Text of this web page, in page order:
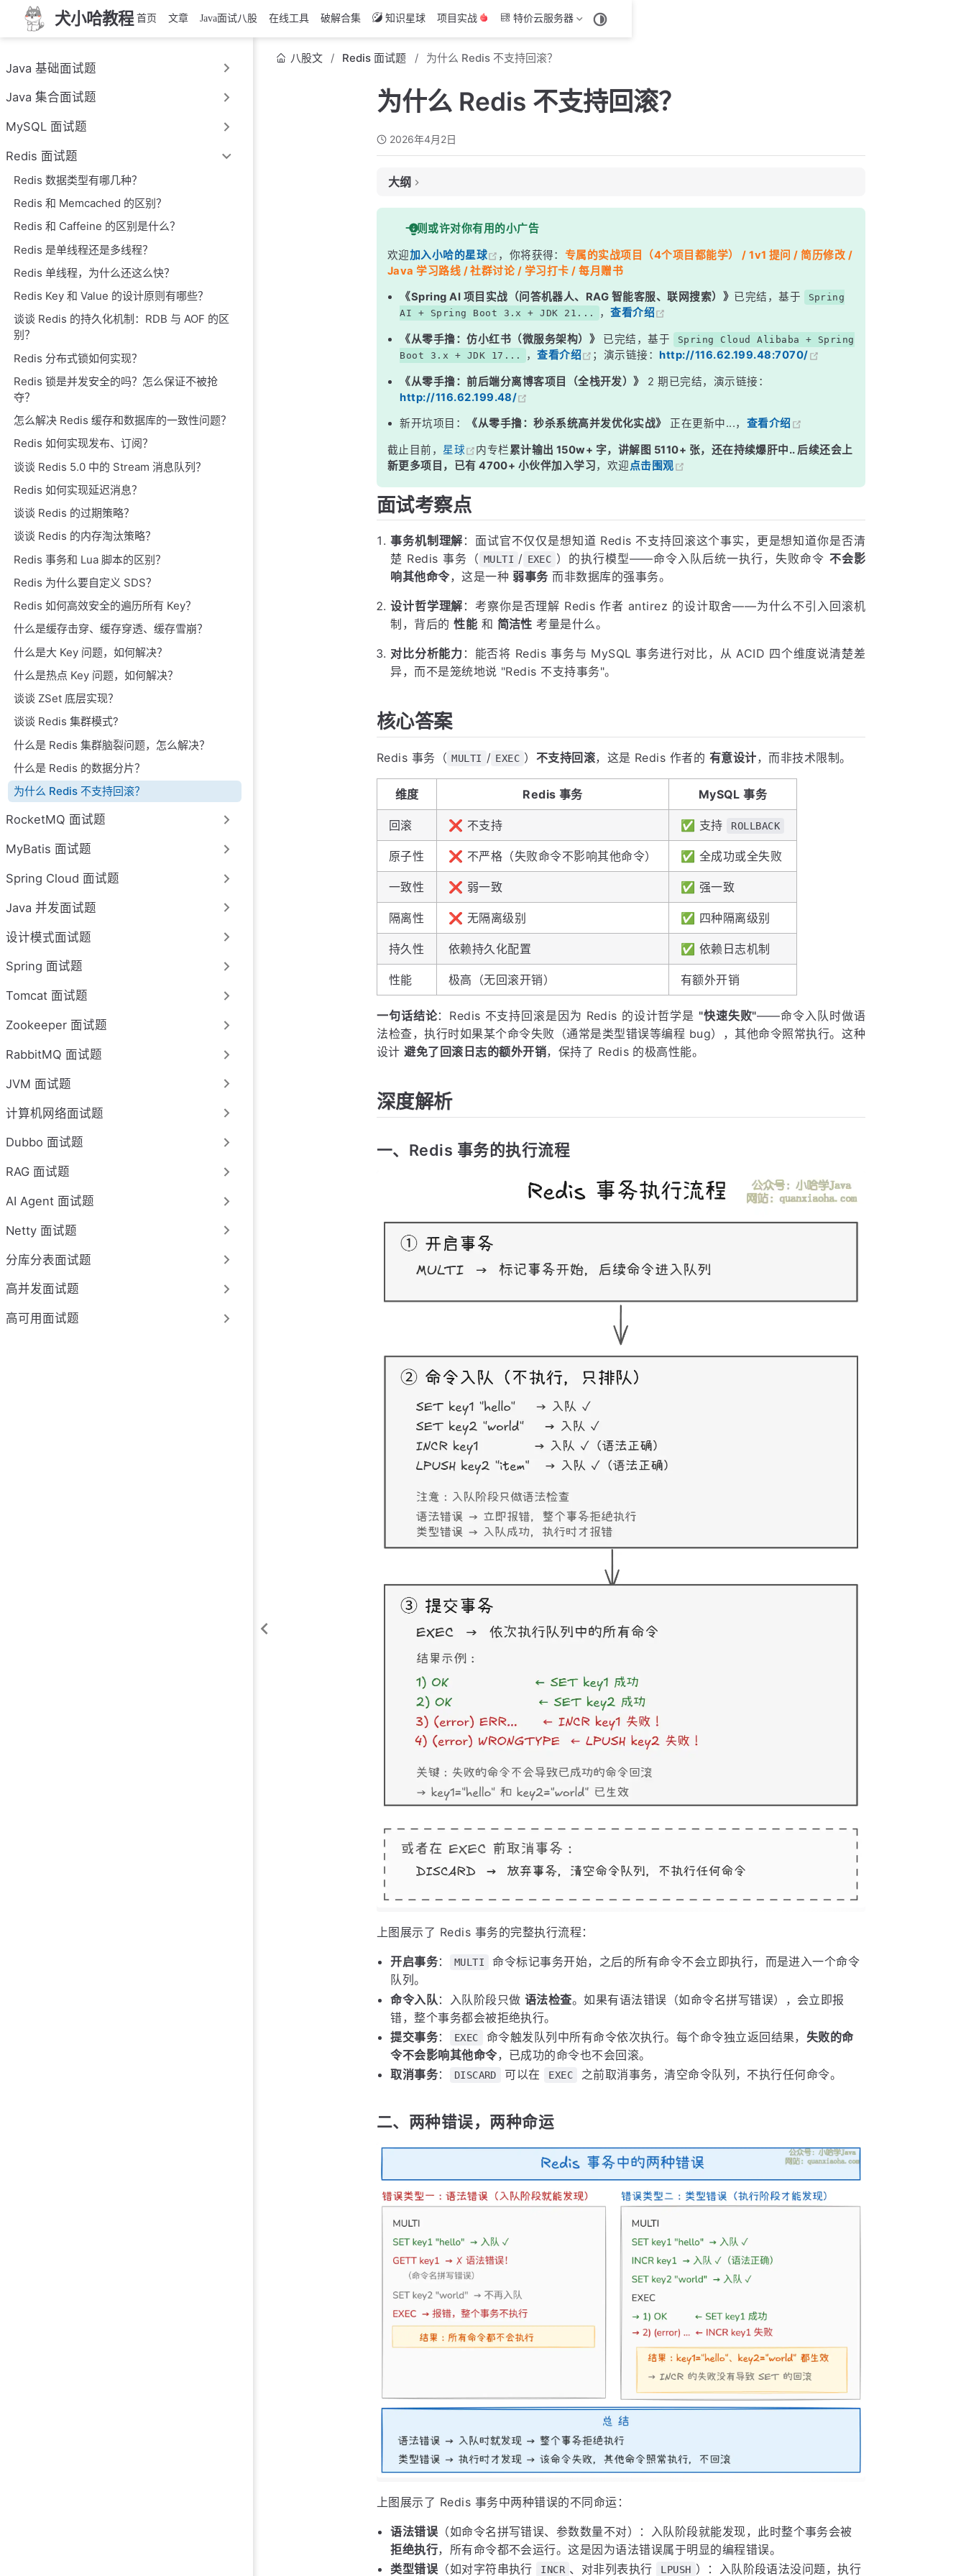
犬小哈教程 首页 文章 Java面试八股 在线工具 破解合集 知识星球 项目实战 特价云服务器
Java 基础面试题
Java 集合面试题
MySQL 面试题
Redis 面试题
Redis 数据类型有哪几种？
Redis 和 Memcached 的区别？
Redis 和 Caffeine 的区别是什么？
Redis 是单线程还是多线程？
Redis 单线程，为什么还这么快？
Redis Key 和 Value 的设计原则有哪些？
谈谈 Redis 的持久化机制：RDB 与 AOF 的区
别？
Redis 分布式锁如何实现？
Redis 锁是并发安全的吗？怎么保证不被抢
夺？
怎么解决 Redis 缓存和数据库的一致性问题？
Redis 如何实现发布、订阅？
谈谈 Redis 5.0 中的 Stream 消息队列？
Redis 如何实现延迟消息？
谈谈 Redis 的过期策略？
谈谈 Redis 的内存淘汰策略？
Redis 事务和 Lua 脚本的区别？
Redis 为什么要自定义 SDS？
Redis 如何高效安全的遍历所有 Key？
什么是缓存击穿、缓存穿透、缓存雪崩？
什么是大 Key 问题，如何解决？
什么是热点 Key 问题，如何解决？
谈谈 ZSet 底层实现？
谈谈 Redis 集群模式?
什么是 Redis 集群脑裂问题，怎么解决？
什么是 Redis 的数据分片？
为什么 Redis 不支持回滚？
RocketMQ 面试题
MyBatis 面试题
Spring Cloud 面试题
Java 并发面试题
设计模式面试题
Spring 面试题
Tomcat 面试题
Zookeeper 面试题
RabbitMQ 面试题
JVM 面试题
计算机网络面试题
Dubbo 面试题
RAG 面试题
AI Agent 面试题
Netty 面试题
分库分表面试题
高并发面试题
高可用面试题
八股文 Redis 面试题 为什么 Redis 不支持回滚？
为什么 Redis 不支持回滚？
2026年4月2日
大纲
面试考察点
核心答案
深度解析
二、两种错误，两种命运
三、为什么不支持回滚？Redis 官方的解释
四、需要原子操作怎么办？用 Lua 脚本
面试高频追问
常见面试变体
记忆口诀
总结
一则或许对你有用的小广告
欢迎加入小哈的星球 ，你将获得： 专属的实战项目（4个项目都能学） / 1v1 提问 / 简历修改 /
Java 学习路线 / 社群讨论 / 学习打卡 / 每月赠书
《Spring AI 项目实战（问答机器人、RAG 智能客服、联网搜索）》 已完结，基于
Spring
AI + Spring Boot 3.x + JDK 21...
，查看介绍
《从零手撸：仿小红书（微服务架构）》 已完结，基于
Spring Cloud Alibaba + Spring
Boot 3.x + JDK 17...
，查看介绍 ；演示链接：http://116.62.199.48:7070/
《从零手撸：前后端分离博客项目（全栈开发）》
2 期已完结，演示链接：
http://116.62.199.48/
新开坑项目： 《从零手撸：秒杀系统高并发优化实战》 正在更新中...， 查看介绍
截止目前， 星球 内专栏累计输出 150w+ 字，讲解图 5110+ 张，还在持续爆肝中.. 后续还会上
新更多项目，已有 4700+ 小伙伴加入学习，欢迎点击围观
面试考察点
事务机制理解 ：面试官不仅仅是想知道 Redis 不支持回滚这个事实，更是想知道你是否清
楚 Redis 事务（ MULTI / EXEC ）的执行模型——命令入队后统一执行，失败命令 不会影
响其他命令，这是一种 弱事务 而非数据库的强事务。
设计哲学理解 ：考察你是否理解 Redis 作者 antirez 的设计取舍——为什么不引入回滚机
制，背后的性能 和 简洁性 考量是什么。
对比分析能力 ：能否将 Redis 事务与 MySQL 事务进行对比，从 ACID 四个维度说清楚差
异，而不是笼统地说 "Redis 不支持事务"。
核心答案
Redis 事务（ MULTI / EXEC ） 不支持回滚，这是 Redis 作者的 有意设计，而非技术限制。
维度 Redis 事务 MySQL 事务
回滚 ❌ 不支持 ✅ 支持 ROLLBACK
原子性 ❌ 不严格（失败命令不影响其他命令） ✅ 全成功或全失败
一致性 ❌ 弱一致 ✅ 强一致
隔离性 ❌ 无隔离级别 ✅ 四种隔离级别
持久性 依赖持久化配置 ✅ 依赖日志机制
性能 极高（无回滚开销） 有额外开销
一句话结论：Redis 不支持回滚是因为 Redis 的设计哲学是 "快速失败"——命令入队时做语
法检查，执行时如果某个命令失败（通常是类型错误等编程 bug），其他命令照常执行。这种
设计避免了回滚日志的额外开销，保持了 Redis 的极高性能。
深度解析
一、Redis 事务的执行流程
上图展示了 Redis 事务的完整执行流程：
开启事务： MULTI
命令标记事务开始，之后的所有命令不会立即执行，而是进入一个命令
队列。
命令入队 ：入队阶段只做 语法检查。如果有语法错误（如命令名拼写错误），会立即报
错，整个事务都会被拒绝执行。
提交事务： EXEC 命令触发队列中所有命令依次执行。每个命令独立返回结果， 失败的命
令不会影响其他命令，已成功的命令也不会回滚。
取消事务： DISCARD 可以在 EXEC 之前取消事务，清空命令队列，不执行任何命令。
二、两种错误，两种命运
上图展示了 Redis 事务中两种错误的不同命运：
语法错误 （如命令名拼写错误、参数数量不对）：入队阶段就能发现，此时整个事务会被
拒绝执行，所有命令都不会运行。这是因为语法错误属于明显的编程错误。
类型错误 （如对字符串执行 INCR 、对非列表执行 LPUSH ）：入队阶段语法没问题，执行